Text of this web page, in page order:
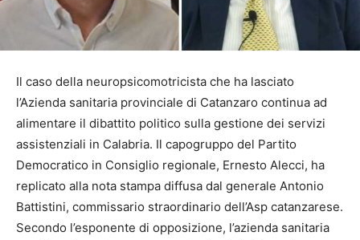
Il caso della neuropsicomotricista che ha lasciato
l’Azienda sanitaria provinciale di Catanzaro continua ad
alimentare il dibattito politico sulla gestione dei servizi
assistenziali in Calabria. Il capogruppo del Partito
Democratico in Consiglio regionale, Ernesto Alecci, ha
replicato alla nota stampa diffusa dal generale Antonio
Battistini, commissario straordinario dell’Asp catanzarese.
Secondo l’esponente di opposizione, l’azienda sanitaria